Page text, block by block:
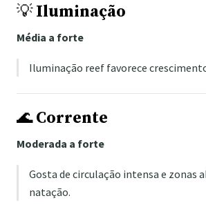
💡Iluminação
Média a forte
Iluminação reef favorece
🌊Corrente
Moderada a forte
Gosta de circulação intensa e zonas
natação.